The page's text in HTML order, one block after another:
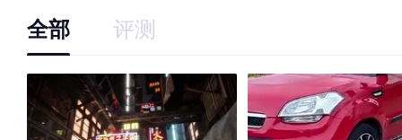
全部 评测